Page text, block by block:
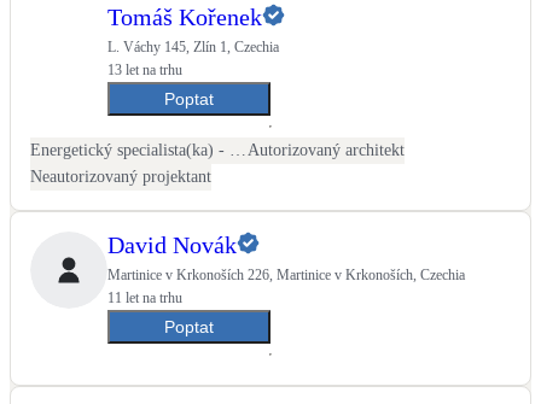
Tomáš Kořenek
L. Váchy 145, Zlín 1, Czechia
13 let na trhu
Poptat
Autorizovaný architekt
Neautorizovaný projektant
David Novák
Martinice v Krkonoších 226, Martinice v Krkonoších, Czechia
11 let na trhu
Poptat